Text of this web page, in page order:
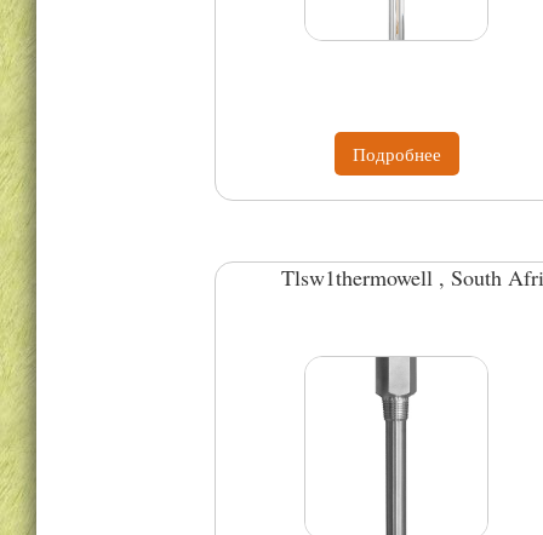
Подробнее
Tlsw1thermowell , South